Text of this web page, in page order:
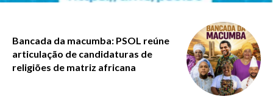
Bancada da macumba: PSOL reúne
articulação de candidaturas de
religiões de matriz africana